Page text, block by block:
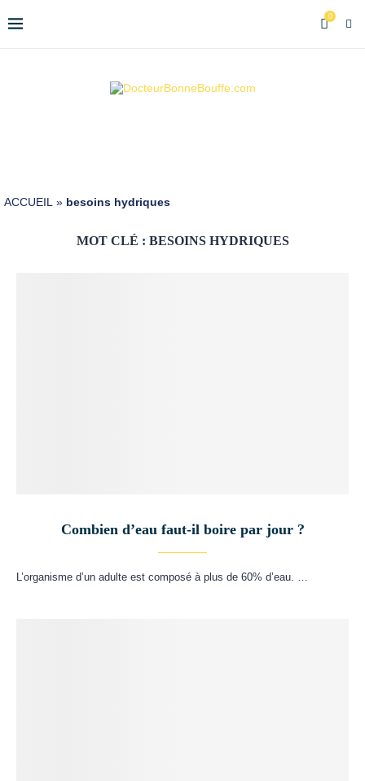
0
ACCUEIL » besoins hydriques
MOT CLÉ : BESOINS HYDRIQUES
Combien d’eau faut-il boire par jour ?
L’organisme d’un adulte est composé à plus de 60% d’eau. …